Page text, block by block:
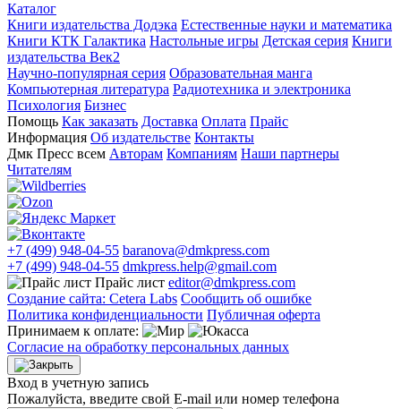
Каталог
Книги издательства Додэка Естественные науки и математика
Книги КТК Галактика Настольные игры Детская серия Книги
издательства Век2
Научно-популярная серия Образовательная манга
Компьютерная литература Радиотехника и электроника
Психология Бизнес
Помощь Как заказать Доставка Оплата Прайс
Информация Об издательстве Контакты
Дмк Пресс всем Авторам Компаниям Наши партнеры
Читателям
+7 (499) 948-04-55 baranova@dmkpress.com
+7 (499) 948-04-55 dmkpress.help@gmail.com
Прайс лист editor@dmkpress.com
Создание сайта: Cetera Labs Сообщить об ошибке
Политика конфиденциальности Публичная оферта
Принимаем к оплате:
Согласие на обработку персональных данных
Вход в учетную запись
Пожалуйста, введите свой E‑mail или номер телефона